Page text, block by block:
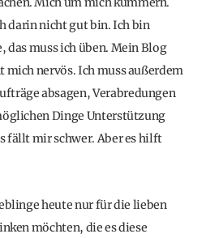
darin nicht gut bin. Ich bin
das muss ich üben. Mein Blog
mich nervös. Ich muss außerdem
absagen, Verabredungen
Dinge Unterstützung
fällt mir schwer. Aber es hilft
heute nur für die lieben
möchten, die es diese